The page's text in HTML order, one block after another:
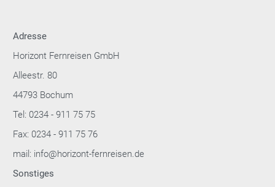
Adresse
Horizont Fernreisen GmbH
Alleestr. 80
44793 Bochum
Tel: 0234 - 911 75 75
Fax: 0234 - 911 75 76
mail: info@horizont-fernreisen.de
Sonstiges